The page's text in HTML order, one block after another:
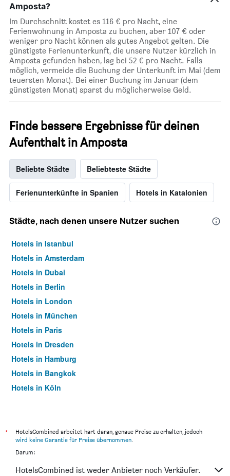
Amposta?
Im Durchschnitt kostet es 116 € pro Nacht, eine
Ferienwohnung in Amposta zu buchen, aber 107 € oder
weniger pro Nacht können als gutes Angebot gelten. Die
günstigste Ferienunterkunft, die unsere Nutzer kürzlich in
Amposta gefunden haben, lag bei 52 € pro Nacht. Falls
möglich, vermeide die Buchung der Unterkunft im Mai (dem
teuersten Monat). Bei einer Buchung im Januar (dem
günstigsten Monat) sparst du möglicherweise Geld.
Finde bessere Ergebnisse für deinen
Aufenthalt in Amposta
Beliebte Städte Beliebteste Städte
Ferienunterkünfte in Spanien Hotels in Katalonien
Städte, nach denen unsere Nutzer suchen
Hotels in Istanbul
Hotels in Amsterdam
Hotels in Dubai
Hotels in Berlin
Hotels in London
Hotels in München
Hotels in Paris
Hotels in Dresden
Hotels in Hamburg
Hotels in Bangkok
Hotels in Köln
*
HotelsCombined arbeitet hart daran, genaue Preise zu erhalten, jedoch
wird keine Garantie für Preise übernommen.
Darum:
HotelsCombined ist weder Anbieter noch Verkäufer.